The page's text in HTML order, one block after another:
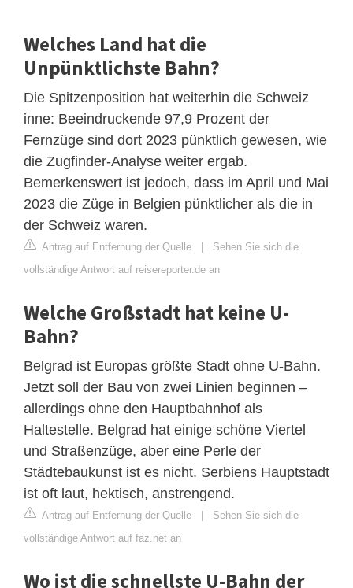
Welches Land hat die
Unpünktlichste Bahn?
Die Spitzenposition hat weiterhin die Schweiz
inne: Beeindruckende 97,9 Prozent der
Fernzüge sind dort 2023 pünktlich gewesen, wie
die Zugfinder-Analyse weiter ergab.
Bemerkenswert ist jedoch, dass im April und Mai
2023 die Züge in Belgien pünktlicher als die in
der Schweiz waren.
Antrag auf Entfernung der Quelle | Sehen Sie sich die
vollständige Antwort auf reisereporter.de an
Welche Großstadt hat keine U-
Bahn?
Belgrad ist Europas größte Stadt ohne U-Bahn.
Jetzt soll der Bau von zwei Linien beginnen –
allerdings ohne den Hauptbahnhof als
Haltestelle. Belgrad hat einige schöne Viertel
und Straßenzüge, aber eine Perle der
Städtebaukunst ist es nicht. Serbiens Hauptstadt
ist oft laut, hektisch, anstrengend.
Antrag auf Entfernung der Quelle | Sehen Sie sich die
vollständige Antwort auf faz.net an
Wo ist die schnellste U-Bahn der